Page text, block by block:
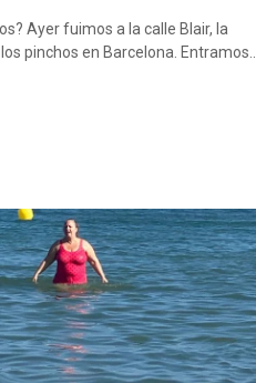
Ayer fuimos a la calle Blair, la
pinchos en Barcelona. Entramos..